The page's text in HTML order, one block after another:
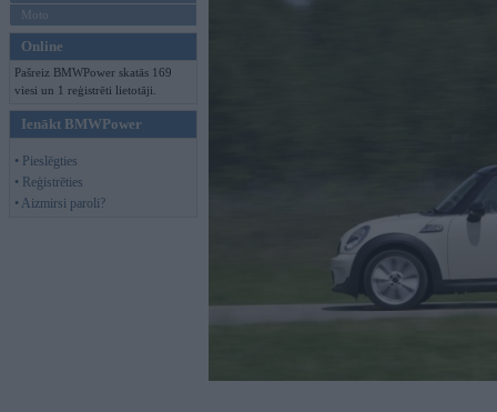
Moto
Online
Pašreiz BMWPower skatās 169
viesi un 1 reģistrēti lietotāji.
Ienākt BMWPower
• Pieslēgties
• Reģistrēties
• Aizmirsi paroli?